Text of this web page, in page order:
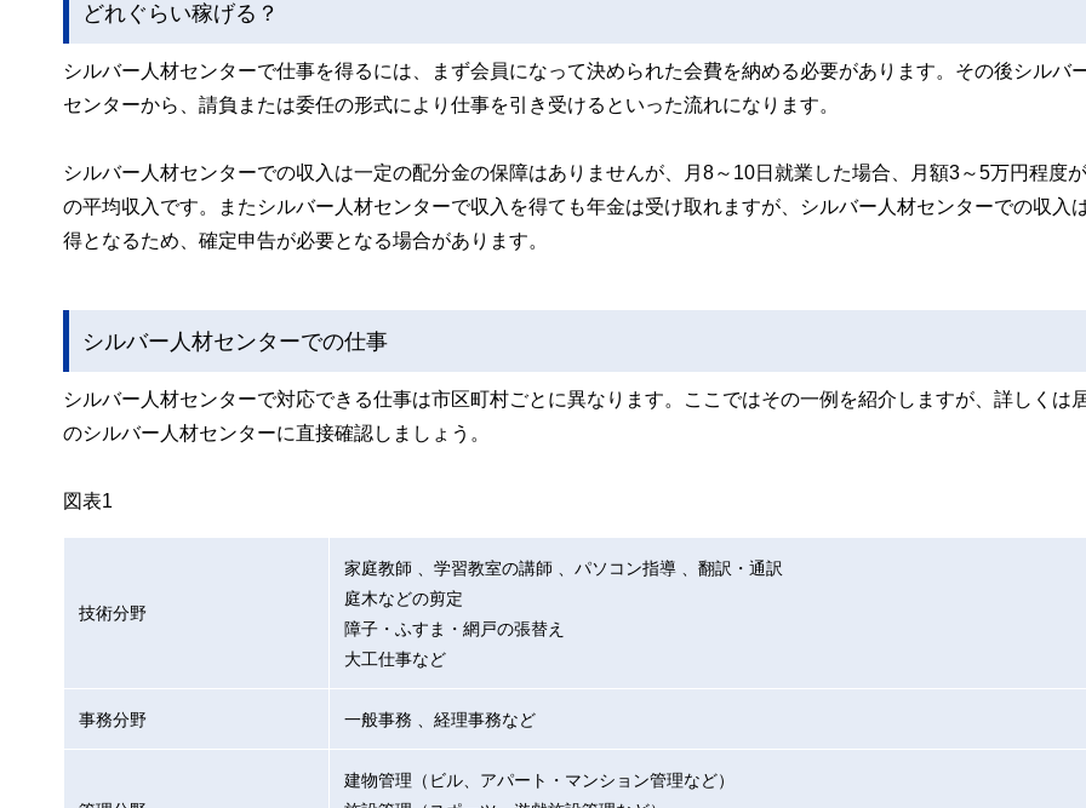
どれぐらい稼げる？
シルバー人材センターで仕事を得るには、まず会員になって決められた会費を納める必要があります。その後シルバ
センターから、請負または委任の形式により仕事を引き受けるといった流れになります。
シルバー人材センターでの収入は一定の配分金の保障はありませんが、月8～10日就業した場合、月額3～5万円程度
の平均収入です。またシルバー人材センターで収入を得ても年金は受け取れますが、シルバー人材センターでの収入
得となるため、確定申告が必要となる場合があります。
シルバー人材センターでの仕事
シルバー人材センターで対応できる仕事は市区町村ごとに異なります。ここではその一例を紹介しますが、詳しくは
のシルバー人材センターに直接確認しましょう。
図表1
技術分野
家庭教師 、学習教室の講師 、パソコン指導 、翻訳・通訳
庭木などの剪定
障子・ふすま・網戸の張替え
大工仕事など
事務分野 一般事務 、経理事務など
建物管理（ビル、アパート・マンション管理など）